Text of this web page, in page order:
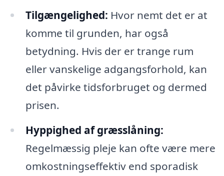
Tilgængelighed: Hvor nemt det er at
komme til grunden, har også
betydning. Hvis der er trange rum
eller vanskelige adgangsforhold, kan
det påvirke tidsforbruget og dermed
prisen.
Hyppighed af græsslåning:
Regelmæssig pleje kan ofte være mere
omkostningseffektiv end sporadisk